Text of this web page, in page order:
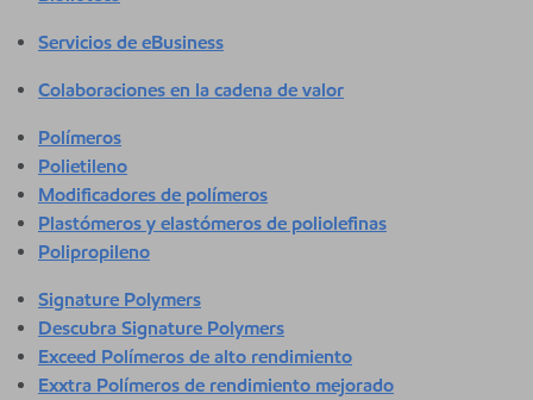
Servicios de eBusiness
Colaboraciones en la cadena de valor
Polímeros
Polietileno
Modificadores de polímeros
Plastómeros y elastómeros de poliolefinas
Polipropileno
Signature Polymers
Descubra Signature Polymers
Exceed Polímeros de alto rendimiento
Exxtra Polímeros de rendimiento mejorado